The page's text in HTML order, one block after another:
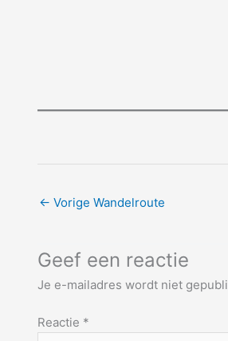
← Vorige Wandelroute
Geef een reactie
Je e-mailadres wordt niet
Reactie *